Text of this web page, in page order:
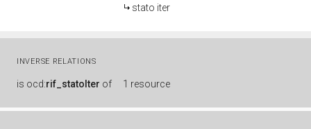
stato iter
INVERSE RELATIONS
is ocd:rif_statoIter of 1 resource